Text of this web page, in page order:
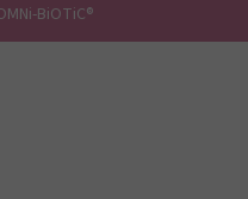
BiOTiC®